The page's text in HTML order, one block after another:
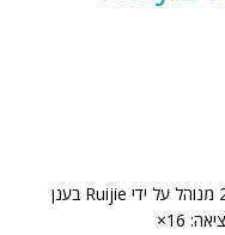
מתג 16 יציאות PoE הספק 240W מנוהל על ידי Ruijie בענן
16
×